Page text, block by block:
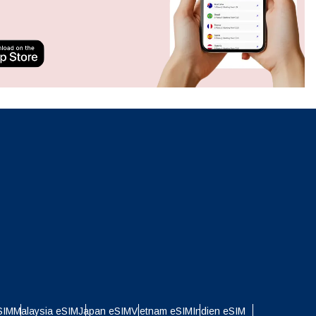
Malaysia eSIMJapan eSIMVietnam eSIMIndien eSIM